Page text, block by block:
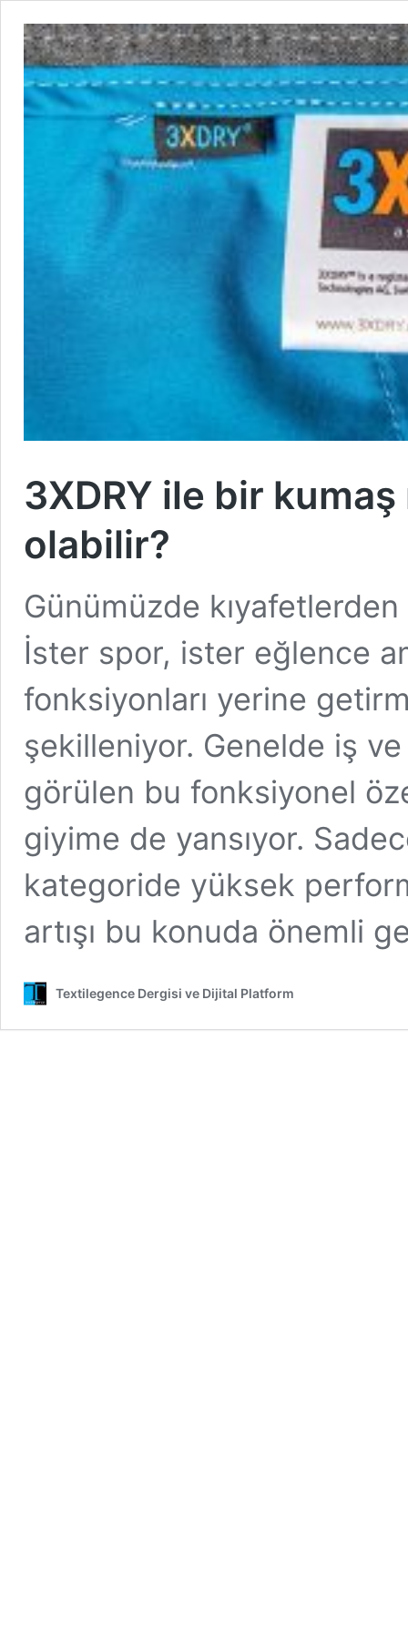
3XDRY ile bir
olabilir?
Günümüzde
İster spor, ister eğlence
fonksiyonları yerine
şekilleniyor. Genelde iş
görülen bu fonksiyonel
giyime de yansıyor.
kategoride yüksek
artışı bu konuda önemli
Textilegence Dergisi ve Dijital Platform